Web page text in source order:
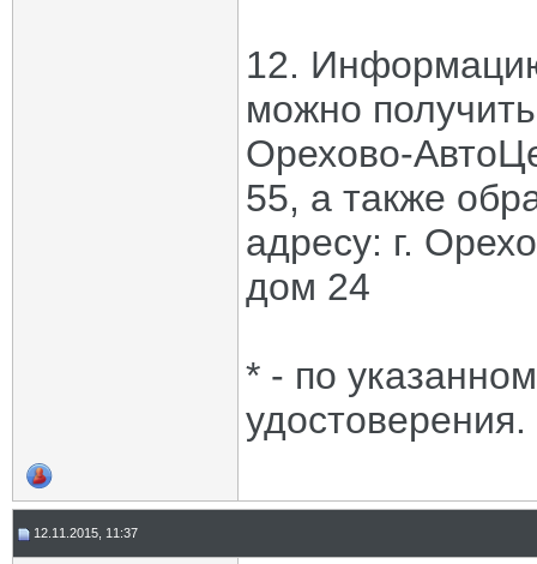
12.
можно
Орехово-
55, а также
адресу: г.
дом 24
* - по
удостоверения.
12.11.2015, 11:37